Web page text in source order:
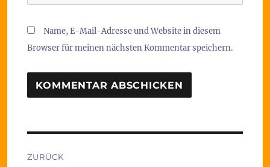
Name, E-Mail-Adresse und Website in diesem
Browser für meinen nächsten Kommentar speichern.
ZURÜCK